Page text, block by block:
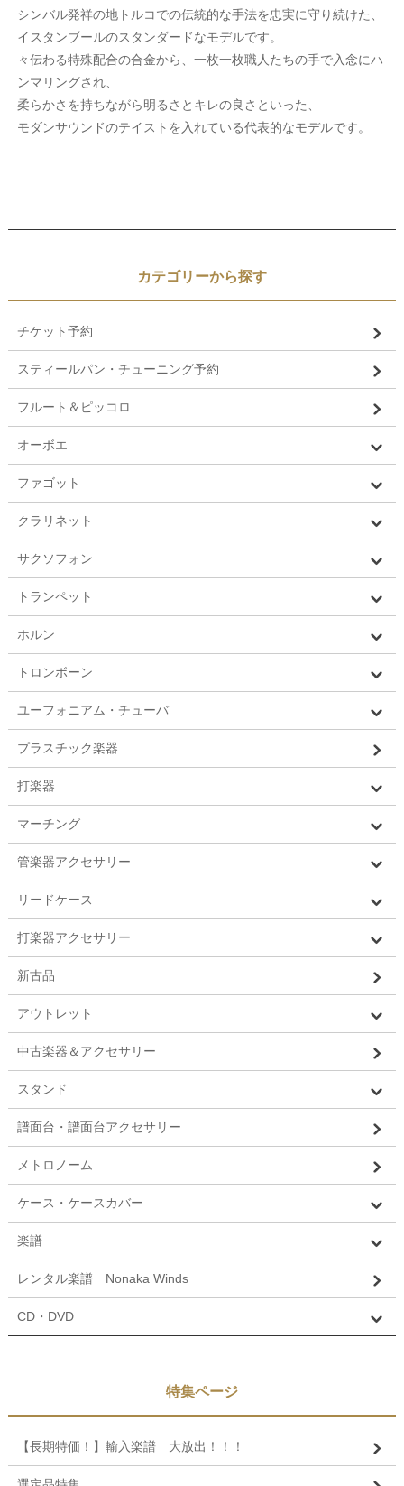
シンバル発祥の地トルコでの伝統的な手法を忠実に守り続けた、
イスタンブールのスタンダードなモデルです。
々伝わる特殊配合の合金から、一枚一枚職人たちの手で入念にハ
ンマリングされ、
柔らかさを持ちながら明るさとキレの良さといった、
モダンサウンドのテイストを入れている代表的なモデルです。
カテゴリーから探す
チケット予約
スティールパン・チューニング予約
フルート＆ピッコロ
オーボエ
ファゴット
クラリネット
サクソフォン
トランペット
ホルン
トロンボーン
ユーフォニアム・チューバ
プラスチック楽器
打楽器
マーチング
管楽器アクセサリー
リードケース
打楽器アクセサリー
新古品
アウトレット
中古楽器＆アクセサリー
スタンド
譜面台・譜面台アクセサリー
メトロノーム
ケース・ケースカバー
楽譜
レンタル楽譜 Nonaka Winds
CD・DVD
特集ページ
【長期特価！】輸入楽譜 大放出！！！